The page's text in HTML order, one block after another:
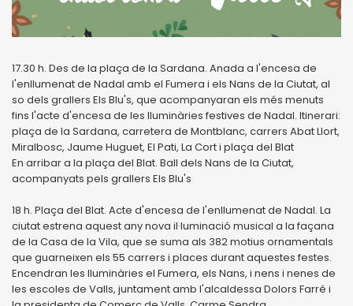
17.30 h. Des de la plaça de la Sardana. Anada a l'encesa de
l'enllumenat de Nadal amb el Fumera i els Nans de la Ciutat, al
so dels grallers Els Blu's, que acompanyaran els més menuts
fins l'acte d'encesa de les lluminàries festives de Nadal. Itinerari:
plaça de la Sardana, carretera de Montblanc, carrers Abat Llort,
Miralbosc, Jaume Huguet, El Pati, La Cort i plaça del Blat
En arribar a la plaça del Blat. Ball dels Nans de la Ciutat,
acompanyats pels grallers Els Blu's
18 h. Plaça del Blat. Acte d'encesa de l'enllumenat de Nadal. La
ciutat estrena aquest any nova il·luminació musical a la façana
de la Casa de la Vila, que se suma als 382 motius ornamentals
que guarneixen els 55 carrers i places durant aquestes festes.
Encendran les lluminàries el Fumera, els Nans, i nens i nenes de
les escoles de Valls, juntament amb l'alcaldessa Dolors Farré i